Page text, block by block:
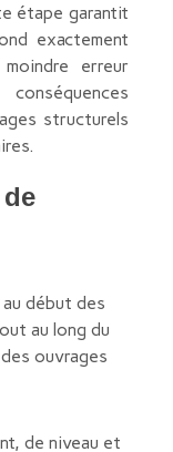
étape garantit
exactement
erreur
structurels
début des
au long du
ouvrages
de niveau et